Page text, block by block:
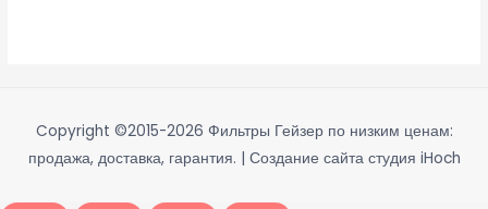
Copyright ©2015-2026 Фильтры Гейзер по низким ценам:
продажа, доставка, гарантия. | Создание сайта студия iHoch